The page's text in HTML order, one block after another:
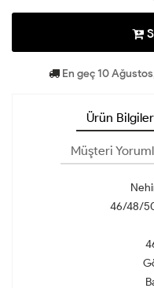
En geç 10
Ürün
Müşteri
46/48/